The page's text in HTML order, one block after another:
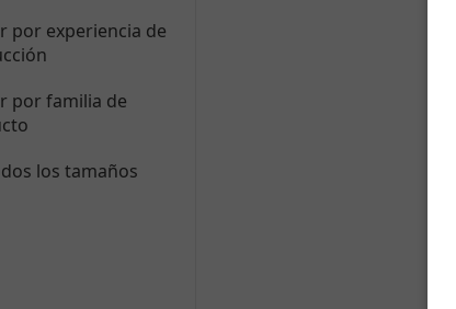
por experiencia de
por familia de
los tamaños